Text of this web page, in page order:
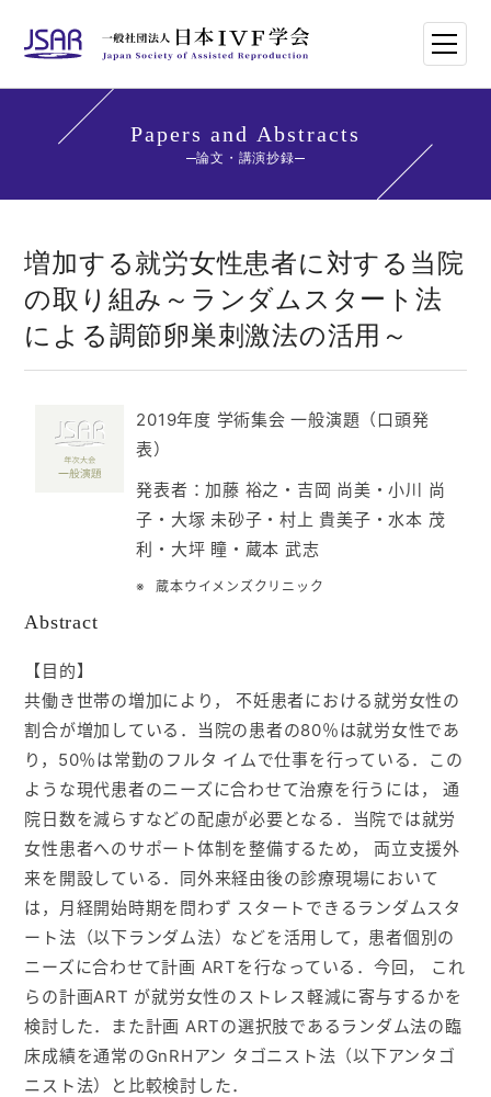
HOME
学会講師紹介
年次大会・イベント
世界のトレンド
お問い合わせ
ログイン
Papers and Abstracts
論文・講演抄録
増加する就労女性患者に対する当院
の取り組み～ランダムスタート法
による調節卵巣刺激法の活用～
2019年度 学術集会 一般演題（口頭発
表）
発表者：加藤 裕之・吉岡 尚美・小川 尚
子・大塚 未砂子・村上 貴美子・水本 茂
利・大坪 瞳・蔵本 武志
蔵本ウイメンズクリニック
Abstract
【目的】
共働き世帯の増加により， 不妊患者における就労女性の
割合が増加している．当院の患者の80％は就労女性であ
り，50％は常勤のフルタ イムで仕事を行っている．この
ような現代患者のニーズに合わせて治療を行うには， 通
院日数を減らすなどの配慮が必要となる．当院では就労
女性患者へのサポート体制を整備するため， 両立支援外
来を開設している．同外来経由後の診療現場において
は，月経開始時期を問わず スタートできるランダムスタ
ート法（以下ランダム法）などを活用して，患者個別の
ニーズに合わせて計画 ARTを行なっている．今回， これ
らの計画ART が就労女性のストレス軽減に寄与するかを
検討した．また計画 ARTの選択肢であるランダム法の臨
床成績を通常のGnRHアン タゴニスト法（以下アンタゴ
ニスト法）と比較検討した．